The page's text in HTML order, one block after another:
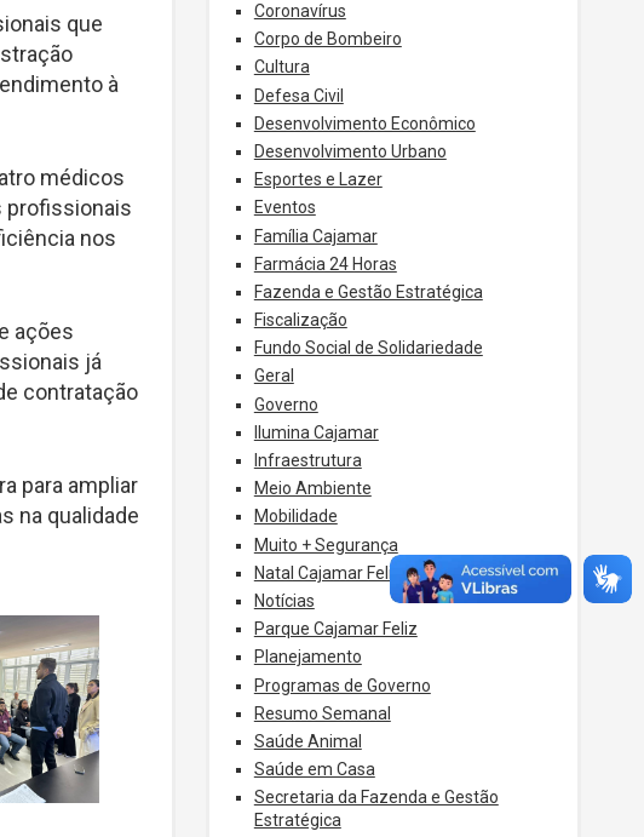
que
à
médicos
profissionais
nos
ações
já
contratação
para ampliar
na qualidade
Coronavírus
Corpo de Bombeiro
Cultura
Defesa Civil
Desenvolvimento Econômico
Desenvolvimento Urbano
Esportes e Lazer
Eventos
Família Cajamar
Farmácia 24 Horas
Fazenda e Gestão Estratégica
Fiscalização
Fundo Social de Solidariedade
Geral
Governo
Ilumina Cajamar
Infraestrutura
Meio Ambiente
Mobilidade
Muito + Segurança
Natal Cajamar Feliz
Notícias
Parque Cajamar Feliz
Planejamento
Programas de Governo
Resumo Semanal
Saúde Animal
Saúde em Casa
Secretaria da Fazenda e Gestão
Estratégica